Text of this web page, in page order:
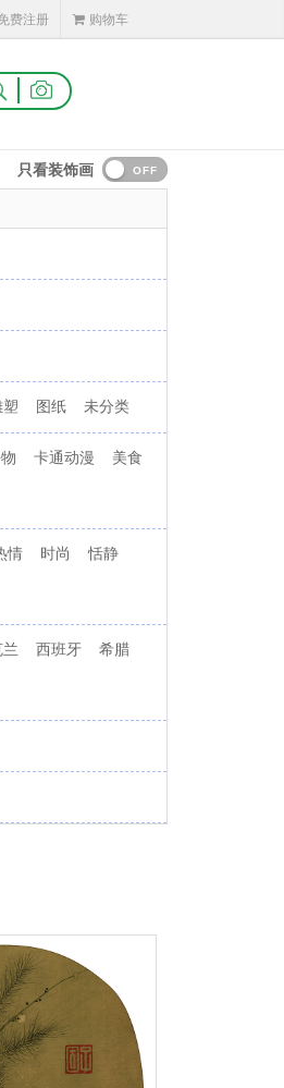
费注册 购物车
|
只看装饰画 OFF
图纸 未分类
卡通动漫 美食
情 时尚 恬静
西班牙 希腊